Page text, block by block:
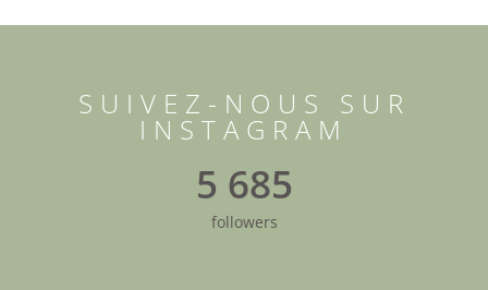
SUIVEZ-NOUS SUR
INSTAGRAM
followers
5 685